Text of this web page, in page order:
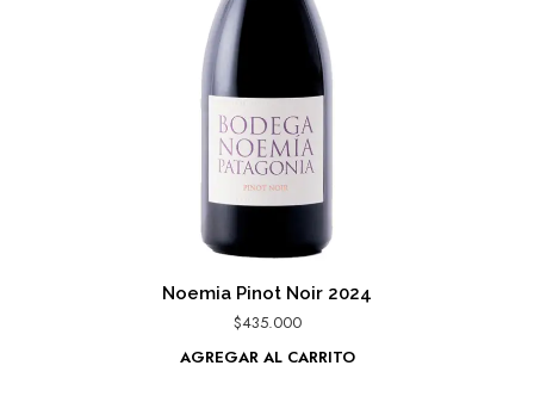
Noemia Pinot Noir 2024
$435.000
AGREGAR AL CARRITO